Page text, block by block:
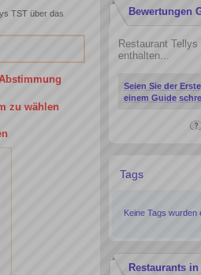
TST über das
zu wählen
Bewertungen
Restaurant
enthalten...
Seien Sie der
einem Guide
Tags
Keine Tags wurden
Restaurants